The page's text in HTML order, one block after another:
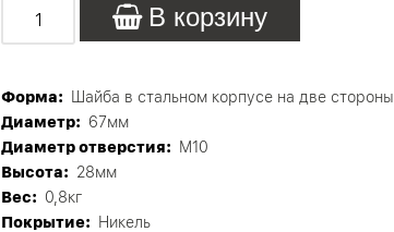
В корзину
Форма:
Шайба в стальном корпусе на две стороны
Диаметр: 67мм
Диаметр отверстия:
М10
Высота: 28мм
Вес: 0,8кг
Покрытие:
Никель